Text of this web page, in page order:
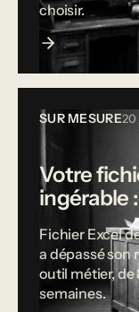
choisir.
SUR MESURE20
Votre
ingérable
Fichier Excel
a dépassé son
outil métier, de
semaines.